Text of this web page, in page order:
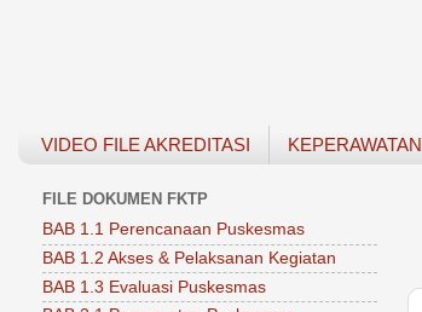
VIDEO FILE AKREDITASI KEPERAWATAN
FILE DOKUMEN FKTP
BAB 1.1 Perencanaan Puskesmas
BAB 1.2 Akses & Pelaksanan Kegiatan
BAB 1.3 Evaluasi Puskesmas